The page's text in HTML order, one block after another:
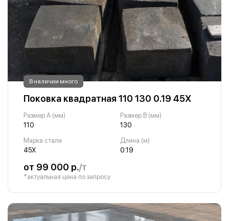
В наличии много
Поковка квадратная 110 130 0.19 45Х
Размер A (мм)
110
Размер B (мм)
130
Марка стали
45Х
Длина (м)
0.19
от 99 000 р./т
*актуальная цена по запросу